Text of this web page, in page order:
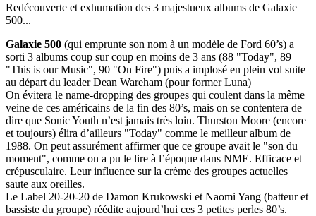
Redécouverte et exhumation des 3 majestueux albums de Galaxie
500...
Galaxie 500 (qui emprunte son nom à un modèle de Ford 60’s) a
sorti 3 albums coup sur coup en moins de 3 ans (88 "Today", 89
"This is our Music", 90 "On Fire") puis a implosé en plein vol suite
au départ du leader Dean Wareham (pour former Luna)
On évitera le name-dropping des groupes qui coulent dans la même
veine de ces américains de la fin des 80’s, mais on se contentera de
dire que Sonic Youth n’est jamais très loin. Thurston Moore (encore
et toujours) élira d’ailleurs "Today" comme le meilleur album de
1988. On peut assurément affirmer que ce groupe avait le "son du
moment", comme on a pu le lire à l’époque dans NME. Efficace et
crépusculaire. Leur influence sur la crème des groupes actuelles
saute aux oreilles.
Le Label 20-20-20 de Damon Krukowski et Naomi Yang (batteur et
bassiste du groupe) réédite aujourd’hui ces 3 petites perles 80’s.